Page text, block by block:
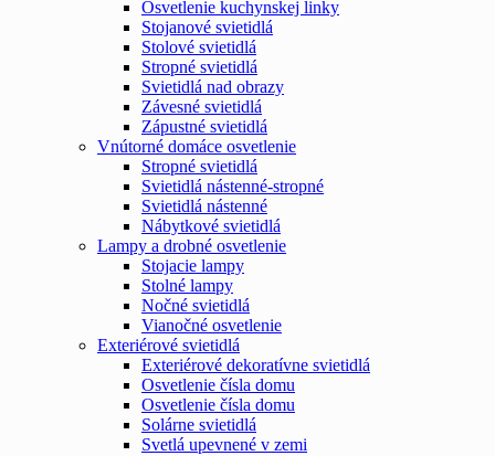
Osvetlenie kuchynskej linky
Stojanové svietidlá
Stolové svietidlá
Stropné svietidlá
Svietidlá nad obrazy
Závesné svietidlá
Zápustné svietidlá
Vnútorné domáce osvetlenie
Stropné svietidlá
Svietidlá nástenné-stropné
Svietidlá nástenné
Nábytkové svietidlá
Lampy a drobné osvetlenie
Stojacie lampy
Stolné lampy
Nočné svietidlá
Vianočné osvetlenie
Exteriérové svietidlá
Exteriérové dekoratívne svietidlá
Osvetlenie čísla domu
Osvetlenie čísla domu
Solárne svietidlá
Svetlá upevnené v zemi